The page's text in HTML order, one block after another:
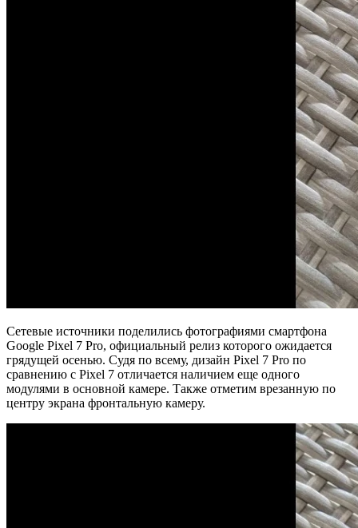
Сетевые источники поделились фотографиями смартфона
Google Pixel 7 Pro, официальный релиз которого ожидается
грядущей осенью. Судя по всему, дизайн Pixel 7 Pro по
сравнению с Pixel 7 отличается наличием еще одного
модулями в основной камере. Также отметим врезанную по
центру экрана фронтальную камеру.